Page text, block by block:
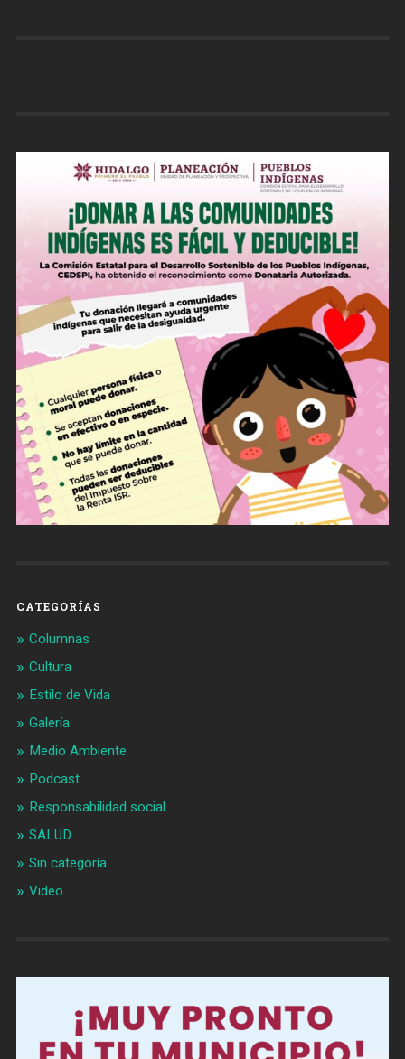
CATEGORÍAS
Columnas
Cultura
Estilo de Vida
Galería
Medio Ambiente
Podcast
Responsabilidad social
SALUD
Sin categoría
Video